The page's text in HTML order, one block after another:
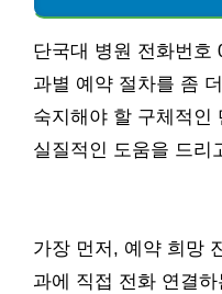
단국대 병원 전화번호
과별 예약 절차를 좀
숙지해야 할 구체적인
실질적인 도움을 드리
가장 먼저, 예약 희망
과에 직접 전화 연결